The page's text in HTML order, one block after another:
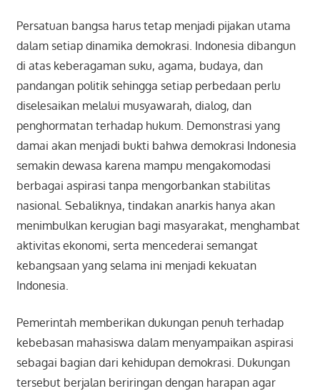
Persatuan bangsa harus tetap menjadi pijakan utama
dalam setiap dinamika demokrasi. Indonesia dibangun
di atas keberagaman suku, agama, budaya, dan
pandangan politik sehingga setiap perbedaan perlu
diselesaikan melalui musyawarah, dialog, dan
penghormatan terhadap hukum. Demonstrasi yang
damai akan menjadi bukti bahwa demokrasi Indonesia
semakin dewasa karena mampu mengakomodasi
berbagai aspirasi tanpa mengorbankan stabilitas
nasional. Sebaliknya, tindakan anarkis hanya akan
menimbulkan kerugian bagi masyarakat, menghambat
aktivitas ekonomi, serta mencederai semangat
kebangsaan yang selama ini menjadi kekuatan
Indonesia.
Pemerintah memberikan dukungan penuh terhadap
kebebasan mahasiswa dalam menyampaikan aspirasi
sebagai bagian dari kehidupan demokrasi. Dukungan
tersebut berjalan beriringan dengan harapan agar